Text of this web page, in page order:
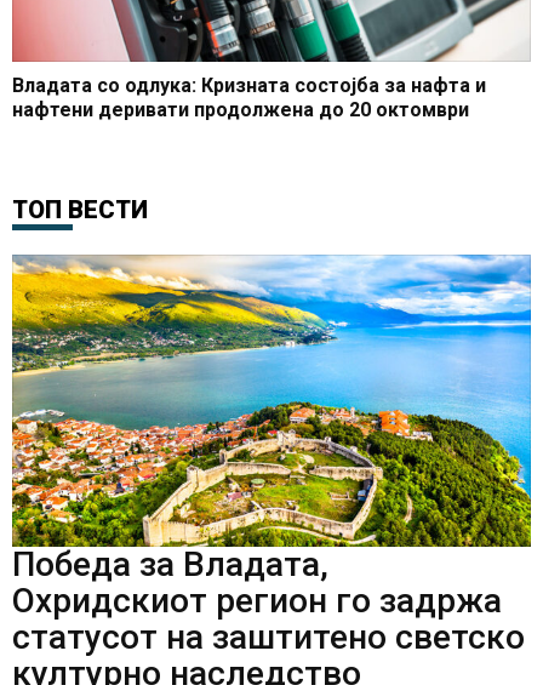
Владата со одлука: Кризната состојба за нафта и
нафтени деривати продолжена до 20 октомври
ТОП ВЕСТИ
Победа за Владата,
Охридскиот регион го задржа
статусот на заштитено светско
културно наследство